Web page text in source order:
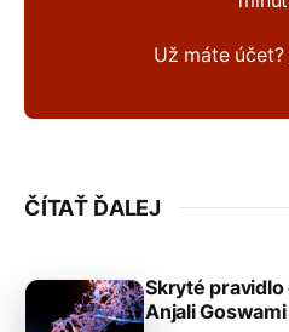
Už máte účet?
ČÍTAŤ ĎALEJ
Skryté
Anjali Goswami